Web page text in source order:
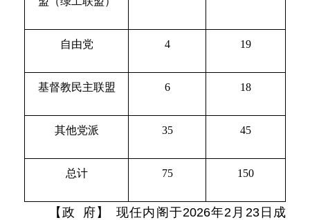
自由党 4 19
基督教民主联盟 6 18
其他党派 35 45
总计 75 150
【政 府】 现任内阁于2026年2月23日成